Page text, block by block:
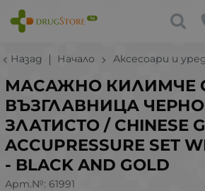
Назад Начало Аксесоари и
МАСАЖНО КИЛИМЧЕ
ВЪЗГЛАВНИЦА
ЗЛАТИСТО / CHINESE
ACCUPRESSURE SET
- BLACK AND GOLD
Арт.№: 61991